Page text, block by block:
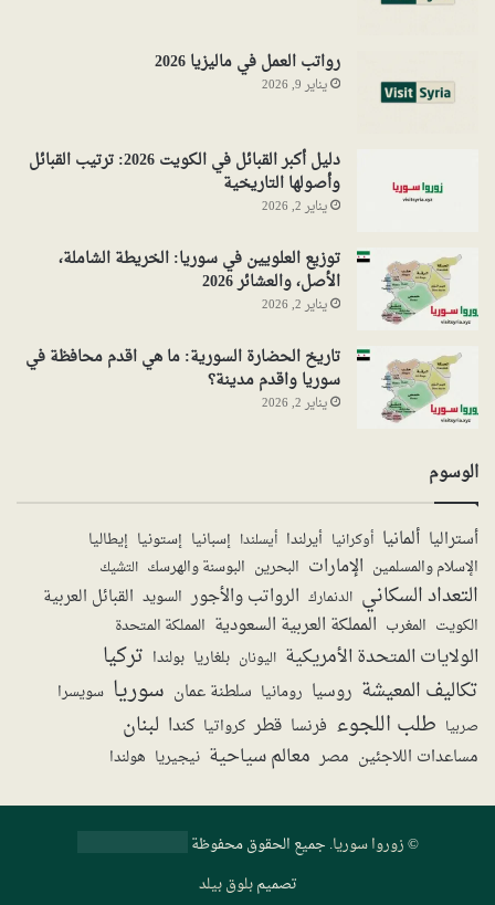
رواتب العمل في ماليزيا 2026
يناير 9, 2026
دليل أكبر القبائل في الكويت 2026: ترتيب القبائل
وأصولها التاريخية
يناير 2, 2026
توزيع العلويين في سوريا: الخريطة الشاملة،
الأصل، والعشائر 2026
يناير 2, 2026
تاريخ الحضارة السورية: ما هي اقدم محافظة في
سوريا واقدم مدينة؟
يناير 2, 2026
الوسوم
أستراليا ألمانيا أوكرانيا أيرلندا أيسلندا إسبانيا إستونيا إيطاليا
الإسلام والمسلمين الإمارات البحرين البوسنة والهرسك التشيك
التعداد السكاني الدنمارك الرواتب والأجور السويد القبائل العربية
الكويت المغرب المملكة العربية السعودية المملكة المتحدة
الولايات المتحدة الأمريكية اليونان بلغاريا بولندا تركيا
تكاليف المعيشة روسيا رومانيا سلطنة عمان سوريا سويسرا
صربيا طلب اللجوء فرنسا قطر كرواتيا كندا لبنان
مساعدات اللاجئين مصر معالم سياحية نيجيريا هولندا
©زوروا سوريا. جميع الحقوق محفوظة
تصميمبلوق بيلد